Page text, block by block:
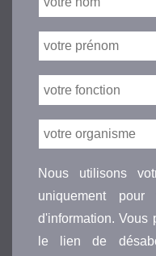
Nous utilisons
uniquement
d'information. Vous
le lien de